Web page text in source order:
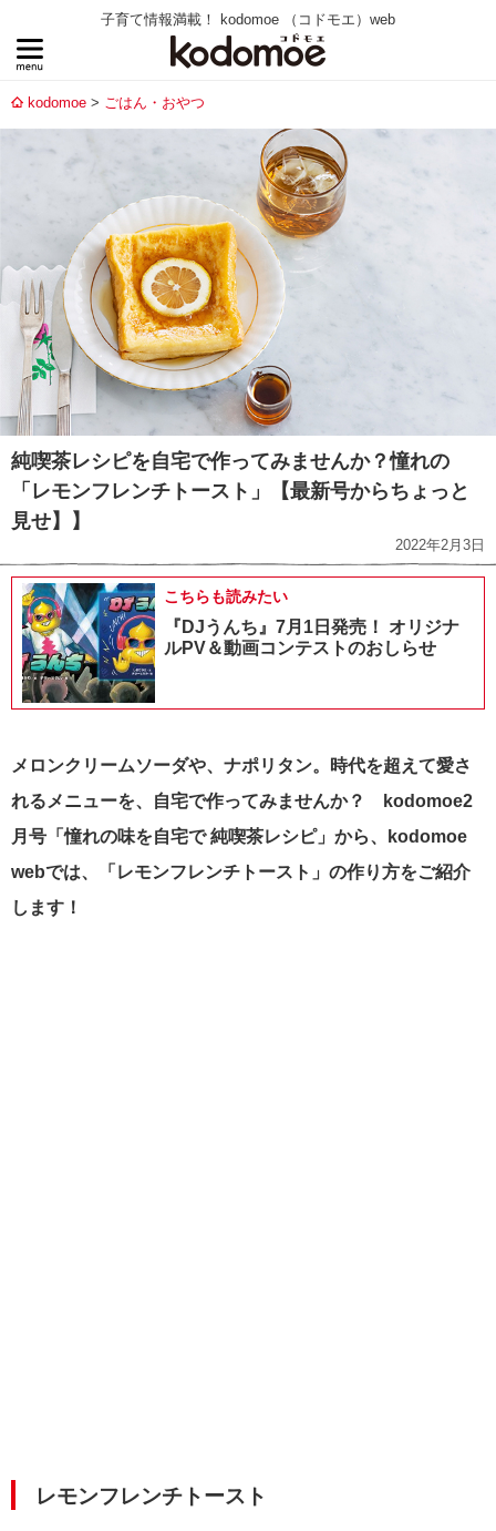
子育て情報満載！ kodomoe （コドモエ）web
kodomoe ごはん・おやつ
純喫茶レシピを自宅で作ってみませんか？憧れの
「レモンフレンチトースト」【最新号からちょっと
見せ】】
2022年2月3日
こちらも読みたい
『DJうんち』7月1日発売！ オリジナ
ルPV＆動画コンテストのおしらせ
メロンクリームソーダや、ナポリタン。時代を超えて愛さ
れるメニューを、自宅で作ってみませんか？ kodomoe2
月号「憧れの味を自宅で 純喫茶レシピ」から、
kodomoe
webでは、「レモンフレンチトースト」の作り方をご紹介
します！
レモンフレンチトースト